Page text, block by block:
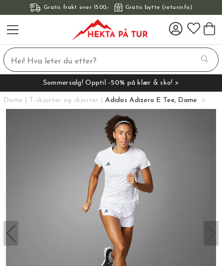
Gratis frakt over 1500,- Gratis bytte (returinfo)
Sommersalg! Opptil -50% på klær & sko! >
Dame T-skjorter og skjorter Adidas Adizero E Tee, Dame